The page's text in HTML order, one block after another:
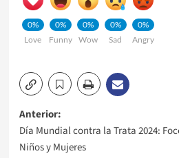
0%
Love
0%
Funny
0%
Wow
0%
Sad
0%
Angry
Navegación
de
Anterior:
Día Mundial contra la Trata 2024:
Niños y Mujeres